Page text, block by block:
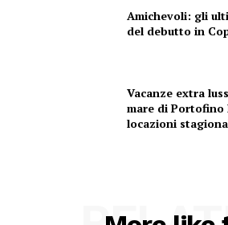
Amichevoli: gli
del debutto in
Vacanze extra
mare di Portofino
locazioni